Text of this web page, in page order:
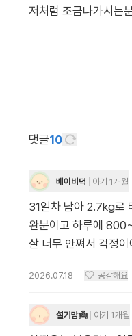
저처럼 조금나가시는
댓글10
베이비덕 아기 1개월
31일차 남아 2.7kg로
완분이고 하루에
살 너무 안쪄서 걱정
2026.07.18 공감해요
설기맘👼 아기 1개월